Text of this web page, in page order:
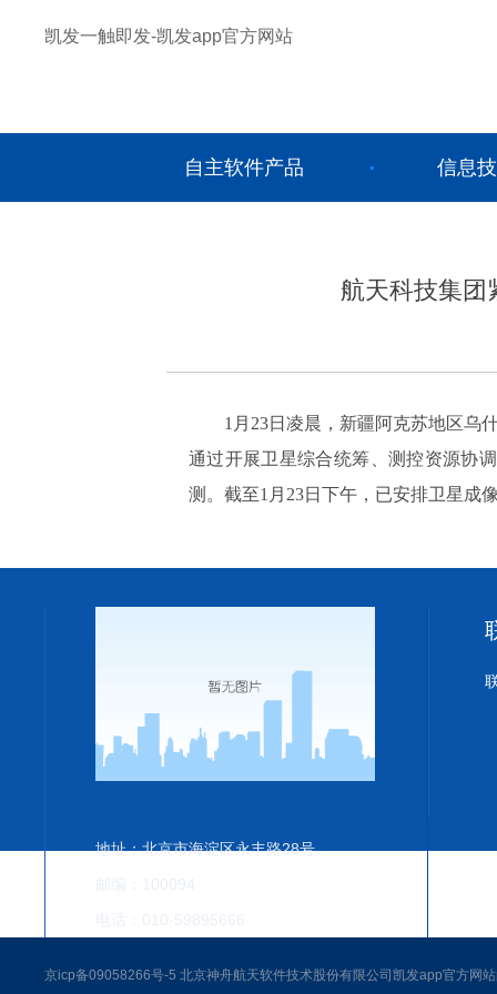
凯发一触即发-凯发app官方网站
自主软件产品 信息
航天科技集团
1月23日凌晨，新疆阿克苏地区乌
通过开展卫星综合统筹、测控资源协
测。截至1月23日下午，已安排卫星成
地址：北京市海淀区永丰路28号
京icp备09058266号-5 北京神舟航天软件技术股份有限公司凯发app官方网